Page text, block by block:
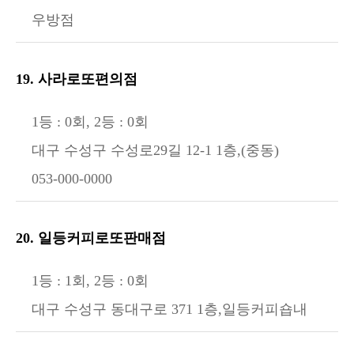
우방점
19. 사라로또편의점
1등 : 0회, 2등 : 0회
대구 수성구 수성로29길 12-1 1층,(중동)
053-000-0000
20. 일등커피로또판매점
1등 : 1회, 2등 : 0회
대구 수성구 동대구로 371 1층,일등커피숍내